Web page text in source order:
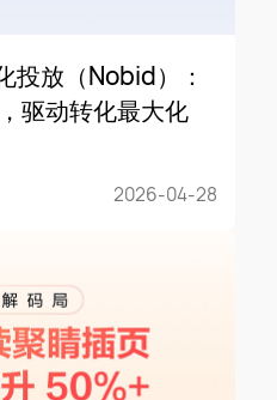
投放（Nobid）：
驱动转化最大化
2026-04-28